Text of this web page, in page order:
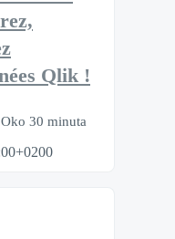
Qlik !
Oko 30 minuta